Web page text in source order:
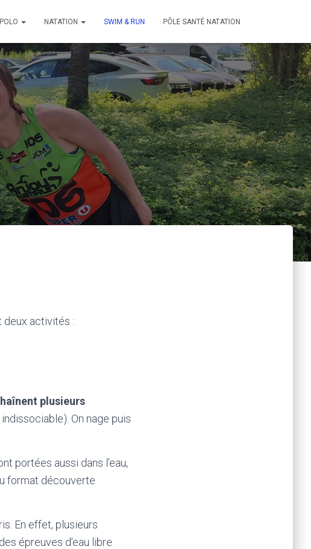
NATATION SWIM & RUN PÔLE SANTÉ NATATION
deux activités :
plusieurs
On nage puis
portées aussi dans l’eau,
format découverte
En effet, plusieurs
épreuves d’eau libre